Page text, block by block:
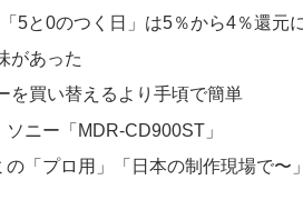
「5と0のつく日」は5％から4％還元
があった
を買い替えるより手頃で簡単
ニー「MDR-CD900ST」
の「プロ用」「日本の制作現場で〜